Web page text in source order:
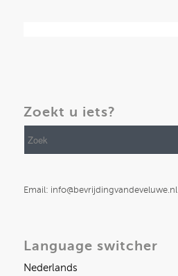
Zoekt u iets?
Email: info@bevrijdingvandeveluwe.nl
Language switcher
Nederlands